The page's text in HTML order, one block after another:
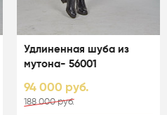
Удлиненная шуба из
мутона- 56001
94 000 руб.
188 000 руб.